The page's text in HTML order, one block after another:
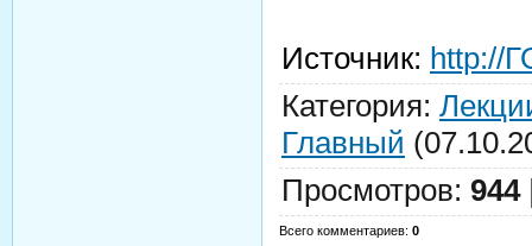
Источник: http://
Категория:
Главный
Просмотров: 944
Всего комментариев: 0